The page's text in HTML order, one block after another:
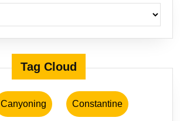
Tag Cloud
Canyoning Constantine